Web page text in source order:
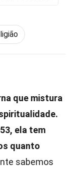
que mistura
ela tem
quanto
sabemos